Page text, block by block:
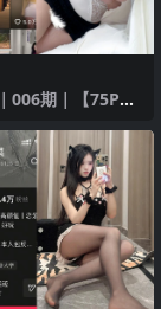
006期｜【75P3